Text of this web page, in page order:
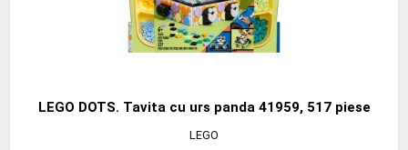
LEGO DOTS. Tavita cu urs panda 41959, 517 piese
LEGO